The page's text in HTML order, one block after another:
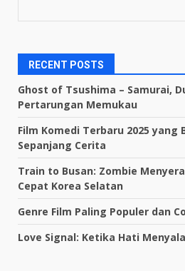
RECENT POSTS
Ghost of Tsushima – Samurai,
Pertarungan Memukau
Film Komedi Terbaru 2025 yang
Sepanjang Cerita
Train to Busan: Zombie
Cepat Korea Selatan
Genre Film Paling Populer dan
Love Signal: Ketika Hati Menyala